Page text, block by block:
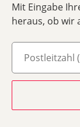
Mit Eingabe
heraus, ob wir